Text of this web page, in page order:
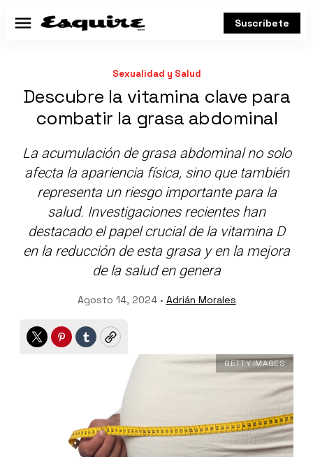
Menú Suscríbete
Sexualidad y Salud
Descubre la vitamina clave para
combatir la grasa abdominal
La acumulación de grasa abdominal no solo
afecta la apariencia física, sino que también
representa un riesgo importante para la
salud. Investigaciones recientes han
destacado el papel crucial de la vitamina D
en la reducción de esta grasa y en la mejora
de la salud en genera
Agosto 14, 2024 • Adrián Morales
TwitterPinterest
TumblrCopy
GETTY IMAGES